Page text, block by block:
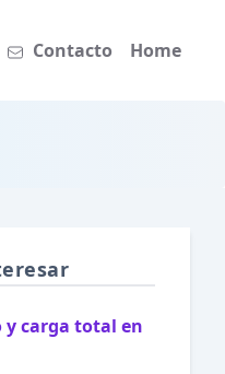
Contacto Home
y carga total en